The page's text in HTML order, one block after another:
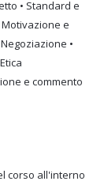
• Standard e
Motivazione e
•
e commento
corso all'interno